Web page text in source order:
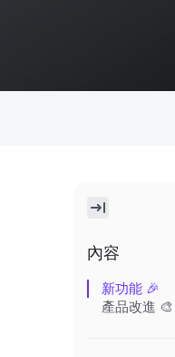
內容
新功能 🎉
產品改進 🎨